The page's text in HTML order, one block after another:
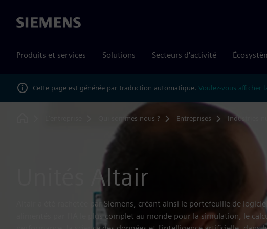
Siemens
Produits et services Solutions Secteurs d'activité
Cette page est générée par traduction automatique. Voulez-vous afficher
Qui sommes-nous ? Entreprises Industries
Unités Altair
Altair a été rachetée par Siemens, créant ainsi le portefeuille de
alimentés par l'IA le plus complet au monde pour la simulation, le